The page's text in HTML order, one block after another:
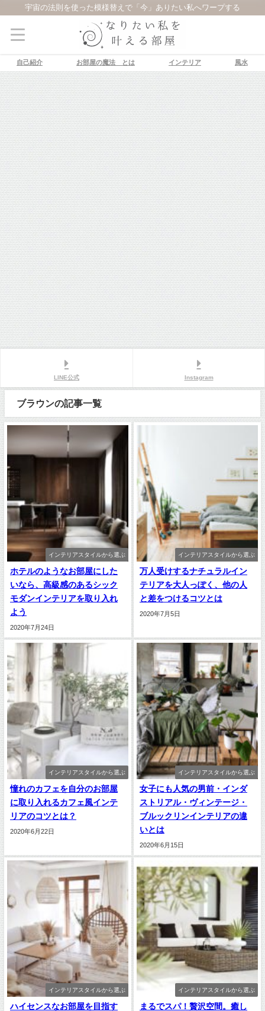
宇宙の法則を使った模様替えで「今」ありたい私へワープする
自己紹介 お部屋の魔法®とは インテリア 風水
LINE公式 Instagram
ブラウンの記事一覧
インテリアスタイルから選ぶ
ホテルのようなお部屋にした
いなら、高級感のあるシック
モダンインテリアを取り入れ
よう
2020年7月24日
インテリアスタイルから選ぶ
万人受けするナチュラルイン
テリアを大人っぽく、他の人
と差をつけるコツとは
2020年7月5日
インテリアスタイルから選ぶ
憧れのカフェを自分のお部屋
に取り入れるカフェ風インテ
リアのコツとは？
2020年6月22日
インテリアスタイルから選ぶ
女子にも人気の男前・インダ
ストリアル・ヴィンテージ・
ブルックリンインテリアの違
いとは
2020年6月15日
インテリアスタイルから選ぶ
ハイセンスなお部屋を目指す
インテリアスタイルから選ぶ
まるでスパ！贅沢空間。癒し